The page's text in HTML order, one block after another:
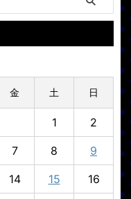
金 土 日
1 2
7 8 9
14 15 16